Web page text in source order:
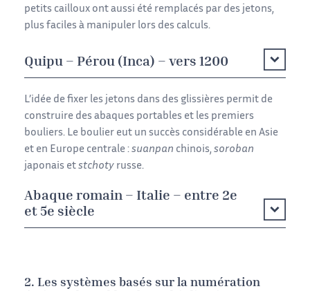
petits cailloux ont aussi été remplacés par des jetons,
plus faciles à manipuler lors des calculs.
Quipu – Pérou (Inca) – vers 1200
L’idée de fixer les jetons dans des glissières permit de
construire des abaques portables et les premiers
bouliers. Le boulier eut un succès considérable en Asie
et en Europe centrale : suanpan chinois, soroban
japonais et stchoty russe.
Abaque romain – Italie – entre 2e
et 5e siècle
2. Les systèmes basés sur la numération